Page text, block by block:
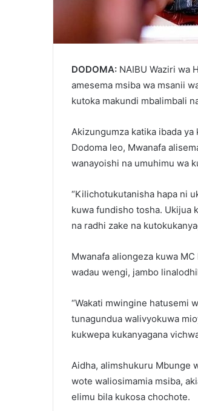
DODOMA: NAIBU Waziri wa
amesema msiba wa msanii
kutoka makundi mbalimbali
Akizungumza katika ibada
Dodoma leo, Mwanafa
wanayoishi na umuhimu wa
“Kilichotukutanisha hapa ni
kuwa fundisho tosha. Ukijua
na radhi zake na
Mwanafa aliongeza kuwa
wadau wengi, jambo
“Wakati mwingine hatusemi
tunagundua walivyokuwa
kukwepa kukanyagana
Aidha, alimshukuru Mbunge
wote waliosimamia msiba,
elimu bila kukosa chochote.